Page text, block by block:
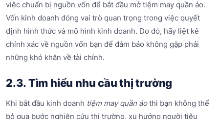
việc chuẩn bị nguồn vốn để bắt đầu mở tiệm may quần áo.
Vốn kinh doanh đóng vai trò quan trọng trong việc quyết
định hình thức và mô hình kinh doanh. Do đó, hãy liệt kê
chính xác về nguồn vốn bạn để đảm bảo không gặp phải
những khó khăn về tài chính.
2.3. Tìm hiểu nhu cầu thị trường
Khi bắt đầu kinh doanh tiệm may quần áothì bạn không thể
bỏ qua bước nghiên cứu thị trường, xu hướng người tiêu